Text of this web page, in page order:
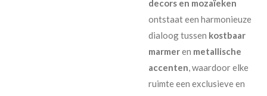
decors en mozaïeken
ontstaat een harmonieuze
dialoog tussen kostbaar
marmeren metallische
accenten, waardoor elke
ruimte een exclusieve en